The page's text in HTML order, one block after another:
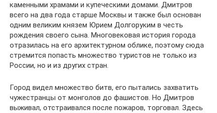
каменными храмами и купеческими домами. Дмитров
всего на два года старше Москвы и также был основан
одним великим князем Юрием Долгоруким в честь
рождения своего сына. Многовековая история города
отразилась на его архитектурном облике, поэтому сюда
стремится попасть множество туристов не только из
России, но и из других стран.
Город видел множество битв, его пытались захватить
чужестранцы от монголов до фашистов. Но Дмитров
выживал, отстраивался после пожаров, торговал. Здесь